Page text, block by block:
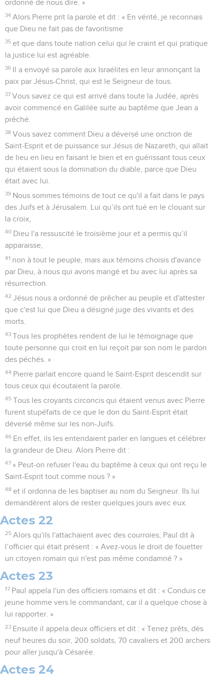
ordonné de nous dire. »
34 Alors Pierre prit la parole et dit : « En vérité, je reconnais
que Dieu ne fait pas de favoritisme
35 et que dans toute nation celui qui le craint et qui pratique
la justice lui est agréable.
36
Il a envoyé sa parole aux Israélites en leur annonçant la
paix par Jésus-Christ, qui est le Seigneur de tous.
37 Vous savez ce qui est arrivé dans toute la Judée, après
avoir commencé en Galilée suite au baptême que Jean a
prêché.
38 Vous savez comment Dieu a déversé une onction de
Saint-Esprit et de puissance sur Jésus de Nazareth, qui allait
de lieu en lieu en faisant le bien et en guérissant tous ceux
qui étaient sous la domination du diable, parce que Dieu
était avec lui.
39 Nous sommes témoins de tout ce qu'il a fait dans le pays
des Juifs et à Jérusalem. Lui qu’ils ont tué en le clouant sur
la croix,
40 Dieu l'a ressuscité le troisième jour et a permis qu’il
apparaisse,
41 non à tout le peuple, mais aux témoins choisis d'avance
par Dieu, à nous qui avons mangé et bu avec lui après sa
résurrection.
42 Jésus nous a ordonné de prêcher au peuple et d'attester
que c'est lui que Dieu a désigné juge des vivants et des
morts.
43 Tous les prophètes rendent de lui le témoignage que
toute personne qui croit en lui reçoit par son nom le pardon
des péchés. »
44 Pierre parlait encore quand le Saint-Esprit descendit sur
tous ceux qui écoutaient la parole.
45 Tous les croyants circoncis qui étaient venus avec Pierre
furent stupéfaits de ce que le don du Saint-Esprit était
déversé même sur les non-Juifs.
46 En effet, ils les entendaient parler en langues et célébrer
la grandeur de Dieu. Alors Pierre dit :
47 « Peut-on refuser l'eau du baptême à ceux qui ont reçu le
Saint-Esprit tout comme nous ? »
48 et il ordonna de les baptiser au nom du Seigneur. Ils lui
demandèrent alors de rester quelques jours avec eux.
Actes 22
25 Alors qu'ils l'attachaient avec des courroies, Paul dit à
l’officier qui était présent : « Avez-vous le droit de fouetter
un citoyen romain qui n'est pas même condamné ? »
Actes 23
17 Paul appela l'un des officiers romains et dit : « Conduis ce
jeune homme vers le commandant, car il a quelque chose à
lui rapporter. »
23 Ensuite il appela deux officiers et dit : « Tenez prêts, dès
neuf heures du soir, 200 soldats, 70 cavaliers et 200 archers
pour aller jusqu'à Césarée.
Actes 24